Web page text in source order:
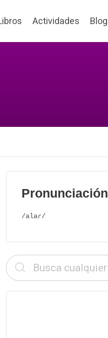
Actividades Blog
Pronunciación
/alaɾ/